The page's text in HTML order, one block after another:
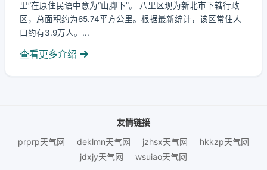
里”在原住民语中意为“山脚下”。 八里区现为新北市下辖行政
区，总面积约为65.74平方公里。根据最新统计，该区常住人
口约有3.9万人。...
查看更多介绍
友情链接
prprp天气网
deklmn天气网 jzhsx天气网
hkkzp天气网
jdxjy天气网
wsuiao天气网